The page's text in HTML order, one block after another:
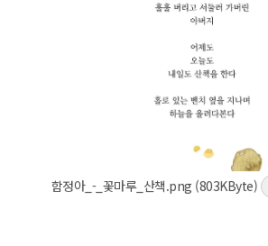
함정아_-_꽃마루_산책.png (803KByte)